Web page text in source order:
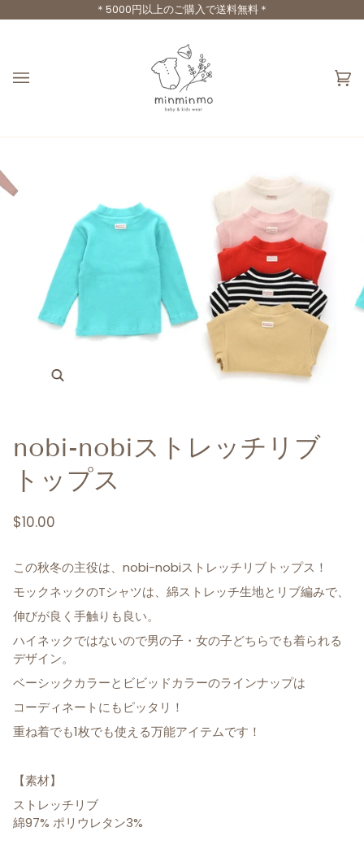
＊5000円以上のご購入で送料無料＊
nobi-nobiストレッチリブ
トップス
$10.00
この秋冬の主役は、nobi-nobiストレッチリブトップス！
モックネックのTシャツは、綿ストレッチ生地とリブ編みで、
伸びが良く手触りも良い。
ハイネックではないので男の子・女の子どちらでも着られる
デザイン。
ベーシックカラーとビビッドカラーのラインナップは
コーディネートにもピッタリ！
重ね着でも1枚でも使える万能アイテムです！
【素材】
ストレッチリブ
綿97% ポリウレタン3%